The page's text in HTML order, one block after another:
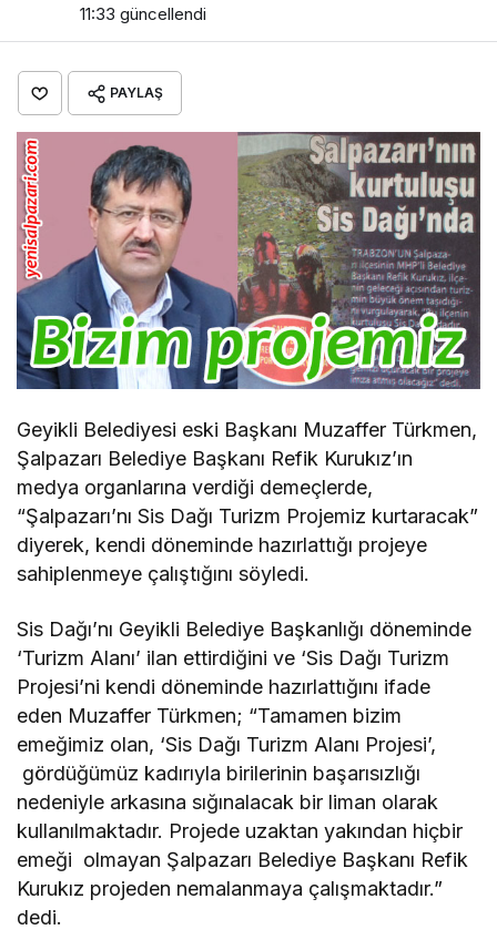
11:33 güncellendi
PAYLAŞ
Geyikli Belediyesi eski Başkanı Muzaffer Türkmen,
Şalpazarı Belediye Başkanı Refik Kurukız’ın
medya organlarına verdiği demeçlerde,
“Şalpazarı’nı Sis Dağı Turizm Projemiz kurtaracak”
diyerek, kendi döneminde hazırlattığı projeye
sahiplenmeye çalıştığını söyledi.
Sis Dağı’nı Geyikli Belediye Başkanlığı döneminde
‘Turizm Alanı’ ilan ettirdiğini ve ‘Sis Dağı Turizm
Projesi’ni kendi döneminde hazırlattığını ifade
eden Muzaffer Türkmen; “Tamamen bizim
emeğimiz olan, ‘Sis Dağı Turizm Alanı Projesi’,
gördüğümüz kadırıyla birilerinin başarısızlığı
nedeniyle arkasına sığınalacak bir liman olarak
kullanılmaktadır. Projede uzaktan yakından hiçbir
emeği olmayan Şalpazarı Belediye Başkanı Refik
Kurukız projeden nemalanmaya çalışmaktadır.”
dedi.